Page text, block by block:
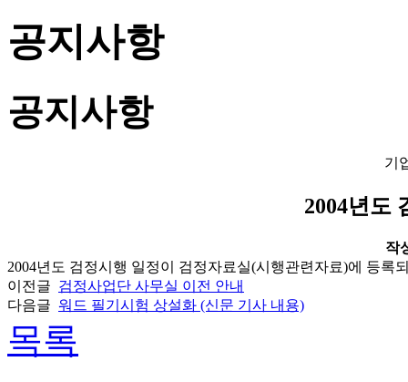
공지사항
공지사항
기
2004년도
작
2004년도 검정시행 일정이 검정자료실(시행관련자료)에 등록
이전글 검정사업단 사무실 이전 안내
다음글 워드 필기시험 상설화 (신문 기사 내용)
목록